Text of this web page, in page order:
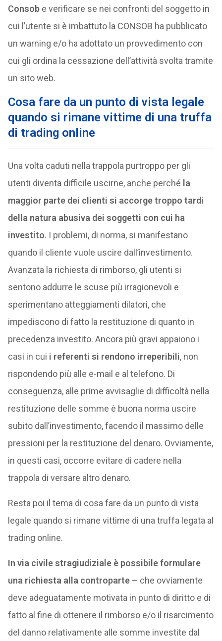
Consob e verificare se nei confronti del soggetto in
cui l’utente si è imbattuto la CONSOB ha pubblicato
un warning e/o ha adottato un provvedimento con
cui gli ordina la cessazione dell’attività svolta tramite
un sito web.
Cosa fare da un punto di vista legale
quando si rimane vittime di una truffa
di trading online
Una volta caduti nella trappola purtroppo per gli
utenti diventa difficile uscirne, anche perché la
maggior parte dei clienti si accorge troppo tardi
della natura abusiva dei soggetti con cui ha
investito. I problemi, di norma, si manifestano
quando il cliente vuole uscire dall’investimento.
Avanzata la richiesta di rimborso, gli utenti si
sentono addurre le scuse più irragionevoli e
sperimentano atteggiamenti dilatori, che
impediscono di fatto la restituzione di quanto in
precedenza investito. Ancora più gravi appaiono i
casi in cui i referenti si rendono irreperibili, non
rispondendo più alle e-mail e al telefono. Di
conseguenza, alle prime avvisaglie di difficoltà nella
restituzione delle somme è buona norma uscire
subito dall’investimento, facendo il massimo delle
pressioni per la restituzione del denaro. Ovviamente,
in questi casi, occorre evitare di cadere nella
trappola di versare altro denaro.
Resta poi il tema di cosa fare da un punto di vista
legale quando si rimane vittime di una truffa legata al
trading online.
In via civile stragiudiziale è possibile formulare
una richiesta alla controparte– che ovviamente
deve adeguatamente motivata in punto di diritto e di
fatto al fine di ottenere il rimborso e/o il risarcimento
del danno relativamente alle somme investite dal